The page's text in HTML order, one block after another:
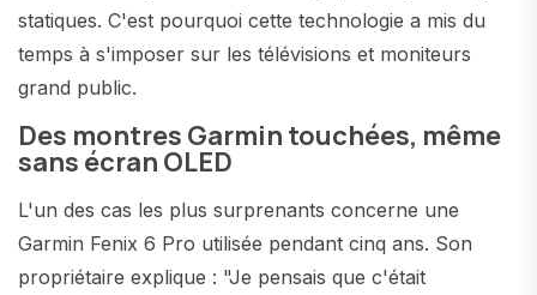
statiques. C'est pourquoi cette technologie a mis du
temps à s'imposer sur les télévisions et moniteurs
grand public.
Des montres Garmin touchées, même
sans écran OLED
L'un des cas les plus surprenants concerne une
Garmin Fenix 6 Pro utilisée pendant cinq ans. Son
propriétaire explique : "Je pensais que c'était